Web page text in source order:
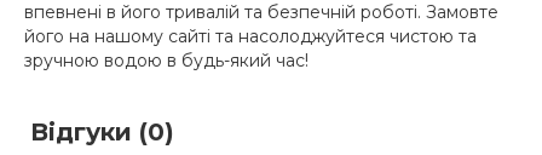
впевнені в його тривалій та безпечній роботі. Замовте
його на нашому сайті та насолоджуйтеся чистою та
зручною водою в будь-який час!
Відгуки (0)